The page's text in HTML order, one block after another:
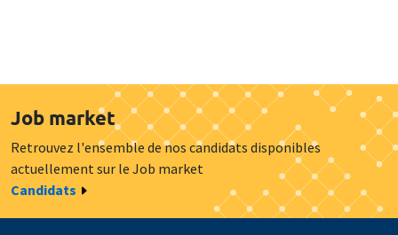
Job market
Retrouvez l'ensemble de nos candidats disponibles
actuellement sur le Job market
Candidats